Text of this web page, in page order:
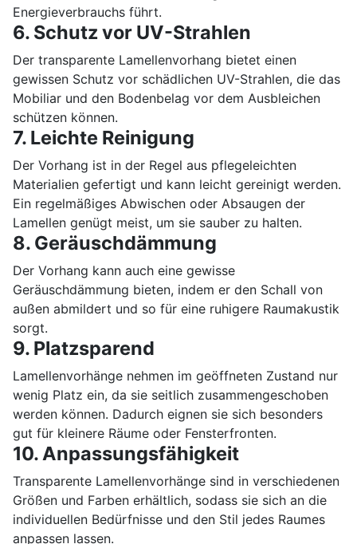
Energieverbrauchs führt.
6. Schutz vor UV-Strahlen
Der transparente Lamellenvorhang bietet einen
gewissen Schutz vor schädlichen UV-Strahlen, die das
Mobiliar und den Bodenbelag vor dem Ausbleichen
schützen können.
7. Leichte Reinigung
Der Vorhang ist in der Regel aus pflegeleichten
Materialien gefertigt und kann leicht gereinigt werden.
Ein regelmäßiges Abwischen oder Absaugen der
Lamellen genügt meist, um sie sauber zu halten.
8. Geräuschdämmung
Der Vorhang kann auch eine gewisse
Geräuschdämmung bieten, indem er den Schall von
außen abmildert und so für eine ruhigere Raumakustik
sorgt.
9. Platzsparend
Lamellenvorhänge nehmen im geöffneten Zustand nur
wenig Platz ein, da sie seitlich zusammengeschoben
werden können. Dadurch eignen sie sich besonders
gut für kleinere Räume oder Fensterfronten.
10. Anpassungsfähigkeit
Transparente Lamellenvorhänge sind in verschiedenen
Größen und Farben erhältlich, sodass sie sich an die
individuellen Bedürfnisse und den Stil jedes Raumes
anpassen lassen.